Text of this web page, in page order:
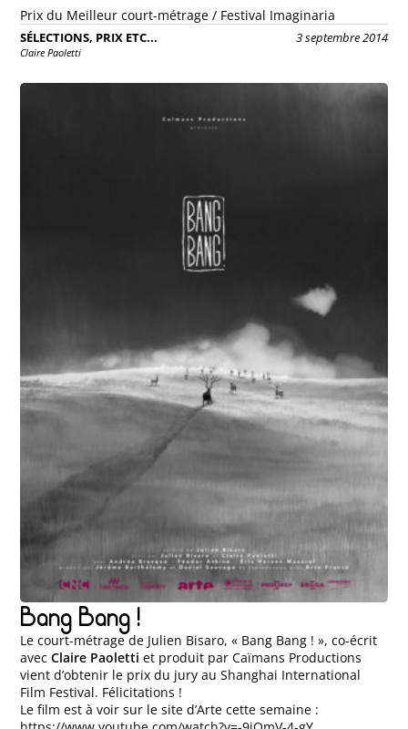
Prix du Meilleur court-métrage / Festival Imaginaria
SÉLECTIONS, PRIX ETC... 3 septembre 2014
Claire Paoletti
Bang Bang !
Le court-métrage de Julien Bisaro, « Bang Bang ! », co-écrit
avecClaire Paoletti et produit par Caïmans Productions
vient d’obtenir le prix du jury au Shanghai International
Film Festival. Félicitations !
Le film est à voir sur le site d’Arte cette semaine :